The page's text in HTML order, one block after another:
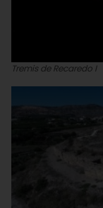
Tremis de Recaredo I